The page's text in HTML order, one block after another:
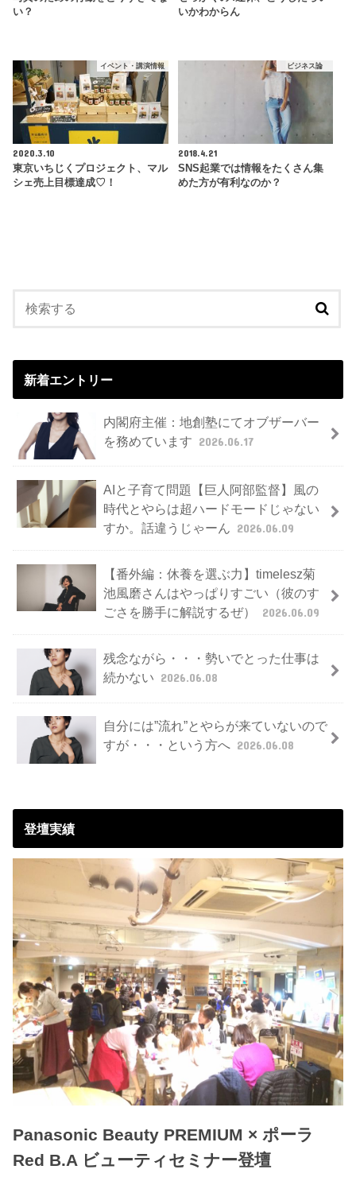
い？
いかわからん
イベント・講演情報
2020.3.10
東京いちじくプロジェクト、マル
シェ売上目標達成♡！
ビジネス論
2018.4.21
SNS起業では情報をたくさん集
めた方が有利なのか？
新着エントリー
内閣府主催：地創塾にてオブザーバー
を務めています 2026.06.17
AIと子育て問題【巨人阿部監督】風の
時代とやらは超ハードモードじゃない
すか。話違うじゃーん 2026.06.09
【番外編：休養を選ぶ力】timelesz菊
池風磨さんはやっぱりすごい（彼のす
ごさを勝手に解説するぜ）
2026.06.09
残念ながら・・・勢いでとった仕事は
続かない 2026.06.08
自分には”流れ”とやらが来ていないので
すが・・・という方へ 2026.06.08
登壇実績
Panasonic Beauty PREMIUM × ポーラ
Red B.A ビューティセミナー登壇